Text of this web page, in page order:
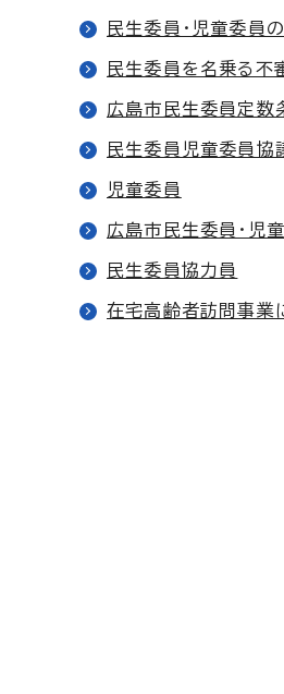
民生委員・児童委員
民生委員を名乗る不
広島市民生委員定数
民生委員児童委員協
児童委員
広島市民生委員・児
民生委員協力員
在宅高齢者訪問事業